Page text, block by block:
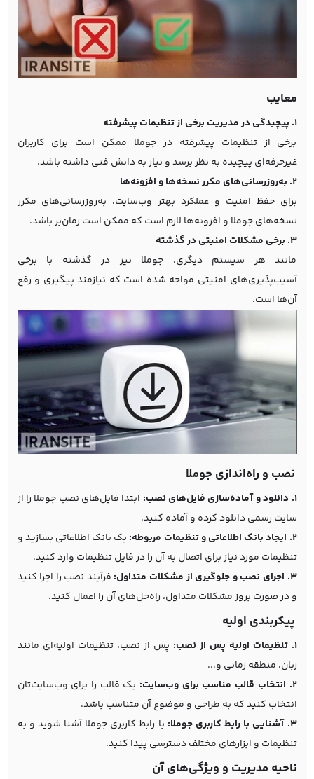
معایب
1. پیچیدگی در مدیریت برخی از تنظیمات پیشرفته
برخی از تنظیمات پیشرفته در جوملا ممکن است برای کاربران
غیرحرفه‌ای پیچیده به نظر برسد و نیاز به دانش فنی داشته باشد.
2. به‌روزرسانی‌های مکرر نسخه‌ها و افزونه‌ها
برای حفظ امنیت و عملکرد بهتر وب‌سایت، به‌روزرسانی‌های مکرر
نسخه‌های جوملا و افزونه‌ها لازم است که ممکن است زمان‌بر باشد.
3. برخی مشکلات امنیتی در گذشته
مانند هر سیستم دیگری، جوملا نیز در گذشته با برخی
آسیب‌پذیری‌های امنیتی مواجه شده است که نیازمند پیگیری و رفع
آن‌ها است.
نصب و راه‌اندازی جوملا
1. دانلود و آماده‌سازی فایل‌های نصب:
ابتدا فایل‌های نصب جوملا را از
سایت رسمی دانلود کرده و آماده کنید.
2. ایجاد بانک اطلاعاتی و تنظیمات مربوطه:
یک بانک اطلاعاتی بسازید و
تنظیمات مورد نیاز برای اتصال به آن را در فایل تنظیمات وارد کنید.
3. اجرای نصب و جلوگیری از مشکلات متداول:
فرآیند نصب را اجرا کنید
و در صورت بروز مشکلات متداول، راه‌حل‌های آن را اعمال کنید.
پیکربندی اولیه
1. تنظیمات اولیه پس از نصب:
پس از نصب، تنظیمات اولیه‌ای مانند
زبان، منطقه زمانی و...
2. انتخاب قالب مناسب برای وب‌سایت:
یک قالب را برای وب‌سایت‌تان
انتخاب کنید که به طراحی و موضوع آن متناسب باشد.
3. آشنایی با رابط کاربری جوملا:
با رابط کاربری جوملا آشنا شوید و به
تنظیمات و ابزارهای مختلف دسترسی پیدا کنید.
ناحیه مدیریت و ویژگی‌های آن